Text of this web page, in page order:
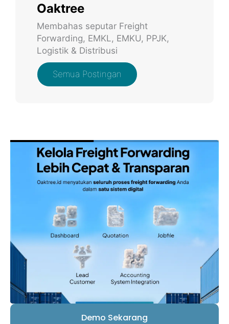
Oaktree
Membahas seputar Freight
Forwarding, EMKL, EMKU, PPJK,
Logistik & Distribusi
Semua Postingan
Demo Sekarang